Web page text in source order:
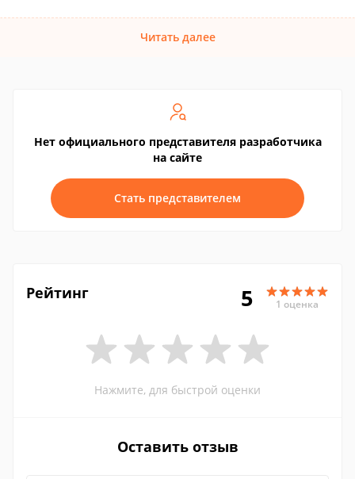
Читать далее
Нет официального представителя разработчика
на сайте
Стать представителем
Рейтинг 5 1 оценка
Нажмите, для быстрой оценки
Оставить отзыв